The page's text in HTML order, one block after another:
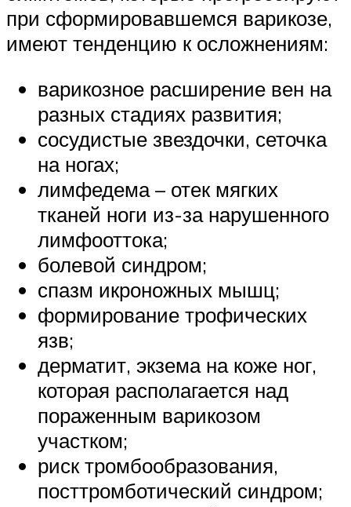
при сформировавшемся варикозе,
имеют тенденцию к осложнениям:
варикозное расширение вен на
разных стадиях развития;
сосудистые звездочки, сеточка
на ногах;
лимфедема – отек мягких
тканей ноги из-за нарушенного
лимфооттока;
болевой синдром;
спазм икроножных мышц;
формирование трофических
язв;
дерматит, экзема на коже ног,
которая располагается над
пораженным варикозом
участком;
риск тромбообразования,
посттромботический синдром;